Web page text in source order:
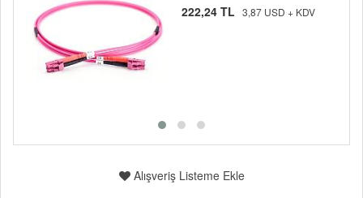
222,24 TL 3,87 USD + KDV
Alışveriş Listeme Ekle